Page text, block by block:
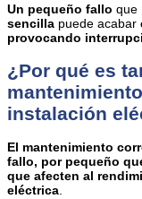
Un pequeño fallo que
sencilla puede acabar
provocando
¿Por qué es
instalación
El mantenimiento
fallo, por pequeño
que afecten al
eléctrica.